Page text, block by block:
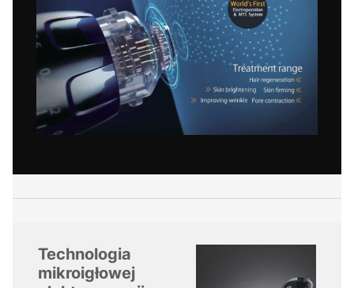
Technologia
mikroigłowej